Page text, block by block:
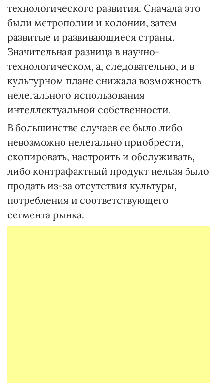
технологического развития. Сначала это
были метрополии и колонии, затем
развитые и развивающиеся страны.
Значительная разница в научно-
технологическом, а, следовательно, и в
культурном плане снижала возможность
нелегального использования
интеллектуальной собственности.
В большинстве случаев ее было либо
невозможно нелегально приобрести,
скопировать, настроить и обслуживать,
либо контрафактный продукт нельзя было
продать из-за отсутствия культуры,
потребления и соответствующего
сегмента рынка.